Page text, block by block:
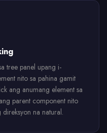
tree panel upang i-
nito sa pahina gamit
ang anumang element sa
parent component nito
na natural.